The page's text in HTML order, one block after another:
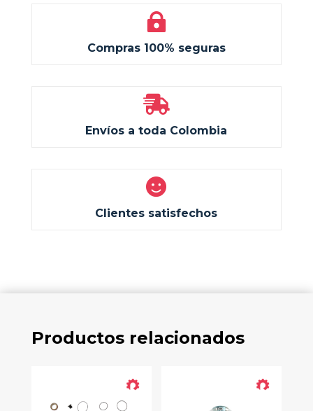

Compras 100% seguras

Envíos a toda Colombia

Clientes satisfechos
Productos relacionados